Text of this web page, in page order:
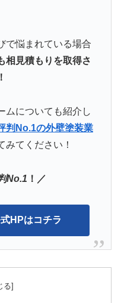
で悩まれている場合
相見積もりを取得さ
ムについても紹介し
判No.1の外壁塗装業
みてください！
No.1 ！／
HPはコチラ